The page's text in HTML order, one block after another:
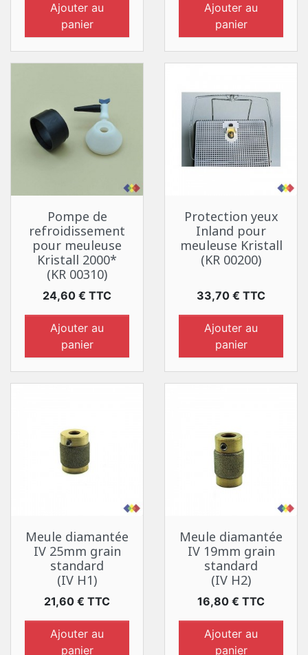
Ajouter au
panier
Ajouter au
panier
Pompe de
refroidissement
pour meuleuse
Kristall 2000*
(KR 00310)
Prix
24,60 € TTC
Ajouter au
panier
Protection yeux
Inland pour
meuleuse Kristall
(KR 00200)
Prix
33,70 € TTC
Ajouter au
panier
Meule diamantée
IV 25mm grain
standard
(IV H1)
Prix
21,60 € TTC
Ajouter au
panier
Meule diamantée
IV 19mm grain
standard
(IV H2)
Prix
16,80 € TTC
Ajouter au
panier